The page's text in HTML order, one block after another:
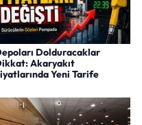
Dolduracaklar
Akaryakıt
Yeni Tarife